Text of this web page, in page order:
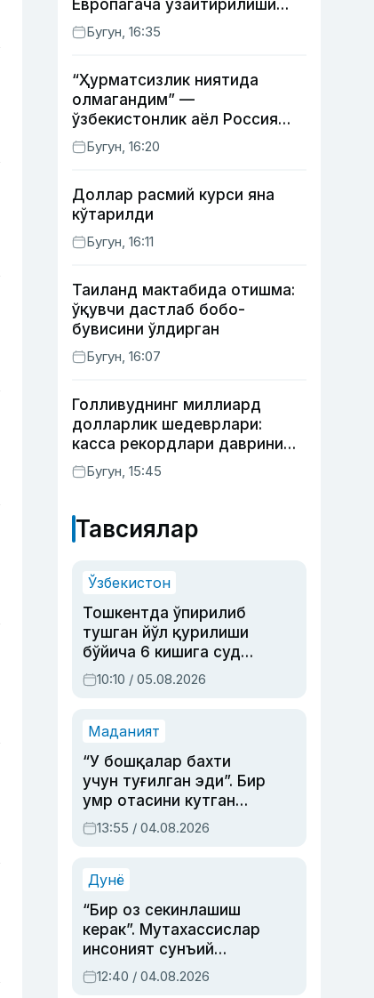
Европагача узайтирилиши
мумкин
Бугун, 16:35
“Ҳурматсизлик ниятида
олмагандим” —
ўзбекистонлик аёл Россия
давлат рамзлари туширилган
пояндоз ҳақида
Бугун, 16:20
Доллар расмий курси яна
кўтарилди
Бугун, 16:11
Таиланд мактабида отишма:
ўқувчи дастлаб бобо-
бувисини ўлдирган
Бугун, 16:07
Голливуднинг миллиард
долларлик шедеврлари:
касса рекордлари даврини
бошлаб берган 4 та фильм
Бугун, 15:45
Тавсиялар
Ўзбекистон
Тошкентда ўпирилиб
тушган йўл қурилиши
бўйича 6 кишига суд
ҳукми ўқилди
10:10 / 05.08.2026
Маданият
“У бошқалар бахти
учун туғилган эди”. Бир
умр отасини кутган
актриса ва дубльяж
устаси Римма
синовларга тўла ҳаёти
13:55 / 04.08.2026
Дунё
“Бир оз секинлашиш
керак”. Мутахассислар
инсоният сунъий
интеллектни бошқара
олмай қолишидан
12:40 / 04.08.2026